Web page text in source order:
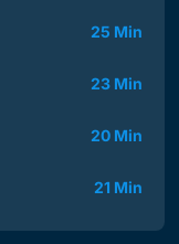
25 Min
23 Min
20 Min
21 Min